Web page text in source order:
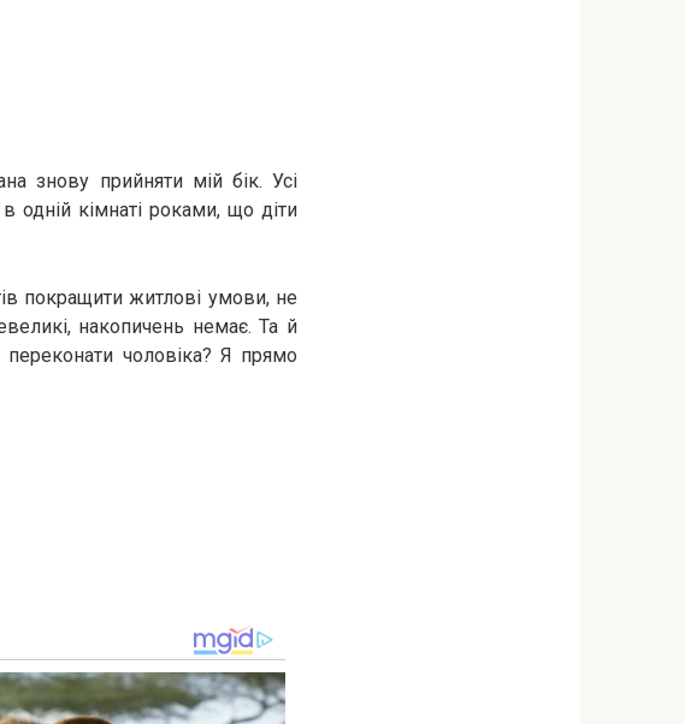
знову прийняти мій бік. Усі
кімнаті роками, що діти
покращити житлові умови, не
накопичень немає. Та й
чоловіка? Я прямо